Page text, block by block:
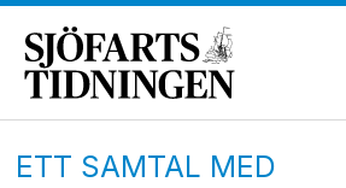
ETT SAMTAL MED